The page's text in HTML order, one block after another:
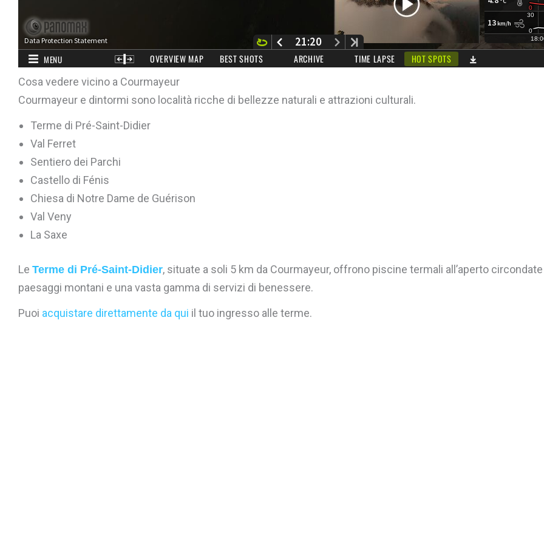
Cosa vedere vicino a Courmayeur
Courmayeur e dintormi sono località ricche di bellezze naturali e attrazioni culturali.
Terme di Pré-Saint-Didier
Val Ferret
Sentiero dei Parchi
Castello di Fénis
Chiesa di Notre Dame de Guérison
Val Veny
La Saxe
Le Terme di Pré-Saint-Didier, situate a soli 5 km da Courmayeur, offrono piscine termali all’aperto
paesaggi montani e una vasta gamma di servizi di benessere.
Puoi acquistare direttamente da qui il tuo ingresso alle terme.